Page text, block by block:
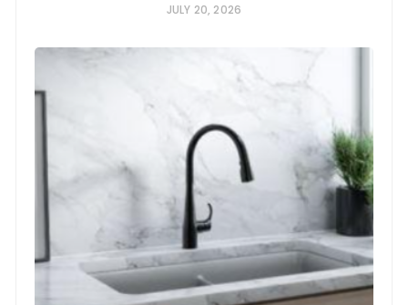
JULY 20, 2026